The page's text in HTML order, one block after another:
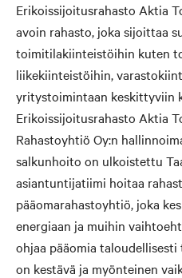
Erikoissijoitusrahasto Aktia
avoin rahasto, joka sijoittaa
toimitilakiinteistöihin kuten
liikekiinteistöihin,
yritystoimintaan keskittyviin
Erikoissijoitusrahasto Aktia
Rahastoyhtiö Oy:n
salkunhoito on ulkoistettu
asiantuntijatiimi hoitaa
pääomarahastoyhtiö, joka
energiaan ja muihin
ohjaa pääomia
on kestävä ja myönteinen